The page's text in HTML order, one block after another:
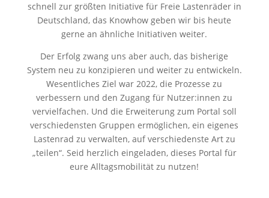
schnell zur größten Initiative für Freie Lastenräder in
Deutschland, das Knowhow geben wir bis heute
gerne an ähnliche Initiativen weiter.
Der Erfolg zwang uns aber auch, das bisherige
System neu zu konzipieren und weiter zu entwickeln.
Wesentliches Ziel war 2022, die Prozesse zu
verbessern und den Zugang für Nutzer:innen zu
vervielfachen. Und die Erweiterung zum Portal soll
verschiedensten Gruppen ermöglichen, ein eigenes
Lastenrad zu verwalten, auf verschiedenste Art zu
„teilen“. Seid herzlich eingeladen, dieses Portal für
eure Alltagsmobilität zu nutzen!